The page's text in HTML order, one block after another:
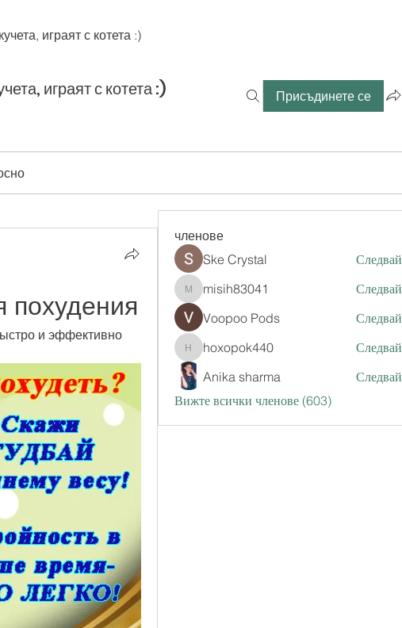
играят с котета :)
играят с котета :) Присъдинете се
похудения
и эффективно
членове
Ske Crystal Следвай
misih83041
misih83041
Следвай
Voopoo Pods
Следвай
hoxopok440
hoxopok440
Следвай
Anika sharma
Следвай
Вижте всички членове (603)